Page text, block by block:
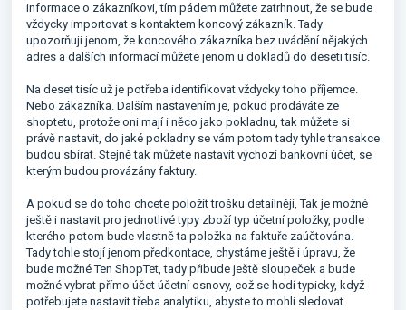
informace o zákazníkovi, tím pádem můžete zatrhnout, že se bude
vždycky importovat s kontaktem koncový zákazník. Tady
upozorňuji jenom, že koncového zákazníka bez uvádění nějakých
adres a dalších informací můžete jenom u dokladů do deseti tisíc.
Na deset tisíc už je potřeba identifikovat vždycky toho příjemce.
Nebo zákazníka. Dalším nastavením je, pokud prodáváte ze
shoptetu, protože oni mají i něco jako pokladnu, tak můžete si
právě nastavit, do jaké pokladny se vám potom tady tyhle transakce
budou sbírat. Stejně tak můžete nastavit výchozí bankovní účet, se
kterým budou provázány faktury.
A pokud se do toho chcete položit trošku detailněji, Tak je možné
ještě i nastavit pro jednotlivé typy zboží typ účetní položky, podle
kterého potom bude vlastně ta položka na faktuře zaúčtována.
Tady tohle stojí jenom předkontace, chystáme ještě i úpravu, že
bude možné Ten ShopTet, tady přibude ještě sloupeček a bude
možné vybrat přímo účet účetní osnovy, což se hodí typicky, když
potřebujete nastavit třeba analytiku, abyste to mohli sledovat